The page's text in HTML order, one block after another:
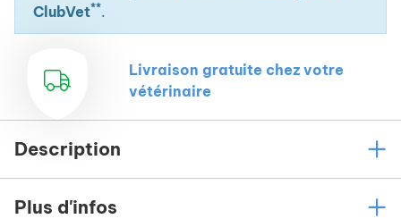
ClubVet**.
Livraison gratuite chez votre
vétérinaire
Description
Plus d'infos